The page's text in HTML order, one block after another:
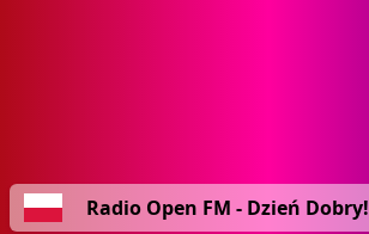
Radio Open FM - Dzień Dobry!